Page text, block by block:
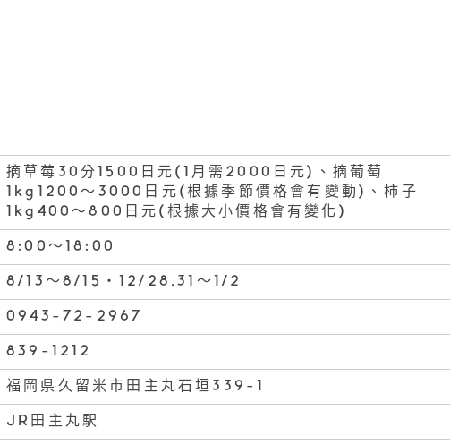
摘草莓30分1500日元(1月需2000日元)、摘葡萄
1kg1200〜3000日元(根據季節價格會有變動)、柿子
1kg400〜800日元(根據大小價格會有變化)
8:00〜18:00
8/13～8/15・12/28.31～1/2
0943-72-2967
839-1212
福岡県久留米市田主丸石垣339-1
JR田主丸駅